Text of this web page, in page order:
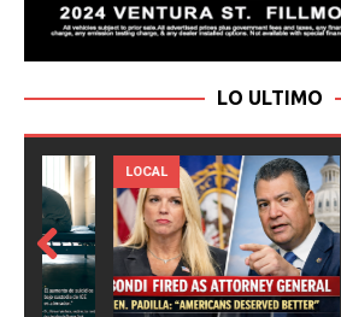
LO ULTIMO
LOCAL NOTICIAS
Prev
ious